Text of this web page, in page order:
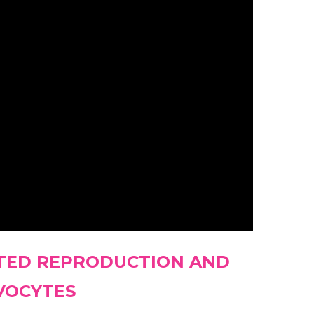
REPRODUCTION AND